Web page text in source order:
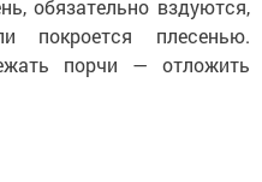
обязательно вздуются,
покроется плесенью.
порчи — отложить